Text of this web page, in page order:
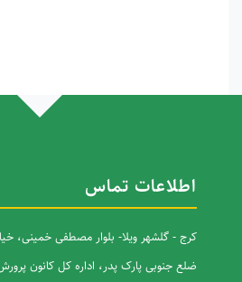
اطلاعات تماس
کرج - گلشهر ویلا- بلوار مصطفی خمینی،
ضلع جنوبی پارک پدر، اداره کل کانون